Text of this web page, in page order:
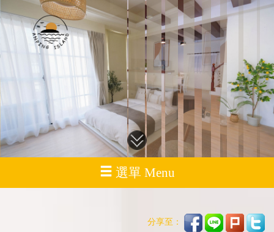
選單 Menu
分享至：